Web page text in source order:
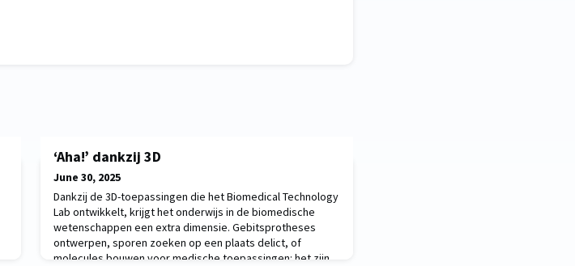
‘Aha!’ dankzij 3D
June 30, 2025
Dankzij de 3D-toepassingen die het Biomedical Technology
Lab ontwikkelt, krijgt het onderwijs in de biomedische
wetenschappen een extra dimensie. Gebitsprotheses
ontwerpen, sporen zoeken op een plaats delict, of
molecules bouwen voor medische toepassingen: het zijn